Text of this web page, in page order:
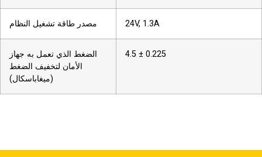
مصدر طاقة تشغيل النظام 24V, 1.3A
الضغط الذي تعمل به جهاز
الأمان لتخفيف الضغط
(ميغاباسكال)
4.5 ± 0.225